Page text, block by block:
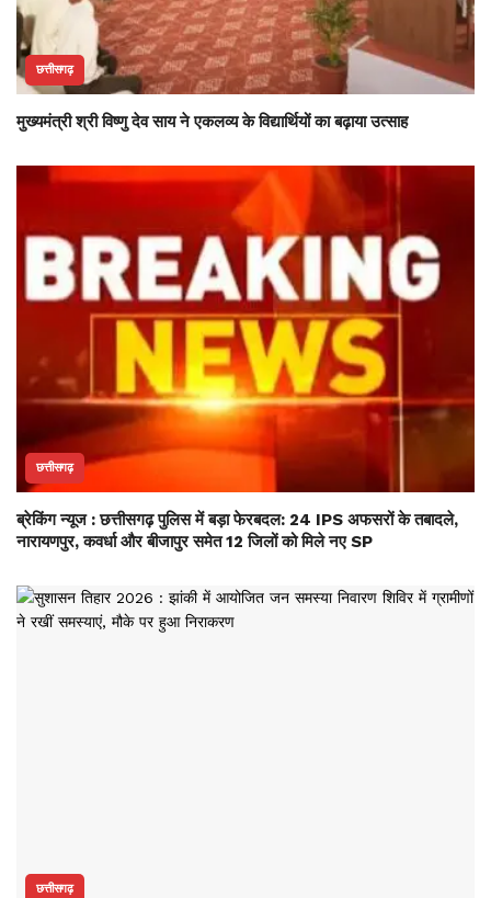
छत्तीसगढ़
मुख्यमंत्री श्री विष्णु देव साय ने एकलव्य के विद्यार्थियों का बढ़ाया उत्साह
छत्तीसगढ़
ब्रेकिंग न्यूज : छत्तीसगढ़ पुलिस में बड़ा फेरबदल: 24 IPS अफसरों के तबादले,
नारायणपुर, कवर्धा और बीजापुर समेत 12 जिलों को मिले नए SP
छत्तीसगढ़